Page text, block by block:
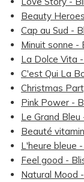
Beauty
Cap au Sud -
Minuit sonne -
La Dolce Vita
C'est Qui La
Christmas
Pink Power -
Le Grand Bleu
Beauté
L'heure bleue
Feel good -
Natural Mood